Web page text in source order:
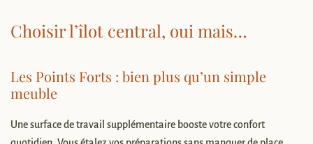
Choisir l’îlot central, oui mais…
Les Points Forts : bien plus qu’un simple
meuble
Une surface de travail supplémentaire booste votre confort